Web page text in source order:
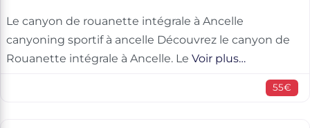
Le canyon de rouanette intégrale à Ancelle
canyoning sportif à ancelle Découvrez le canyon de
Rouanette intégrale à Ancelle. Le Voir plus…
55€